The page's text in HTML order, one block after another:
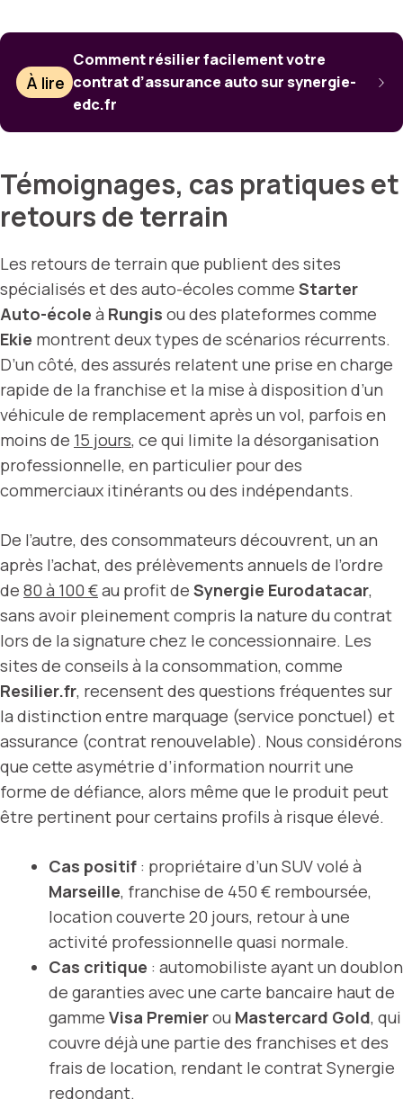
À lire
Comment résilier facilement votre
contrat d’assurance auto sur synergie-
edc.fr
Témoignages, cas pratiques et
retours de terrain
Les retours de terrain que publient des sites
spécialisés et des auto-écoles comme Starter
Auto-école à Rungis ou des plateformes comme
Ekie montrent deux types de scénarios récurrents.
D’un côté, des assurés relatent une prise en charge
rapide de la franchise et la mise à disposition d’un
véhicule de remplacement après un vol, parfois en
moins de 15 jours, ce qui limite la désorganisation
professionnelle, en particulier pour des
commerciaux itinérants ou des indépendants.
De l’autre, des consommateurs découvrent, un an
après l’achat, des prélèvements annuels de l’ordre
de 80 à 100 €au profit de Synergie Eurodatacar,
sans avoir pleinement compris la nature du contrat
lors de la signature chez le concessionnaire. Les
sites de conseils à la consommation, comme
Resilier.fr, recensent des questions fréquentes sur
la distinction entre marquage (service ponctuel) et
assurance (contrat renouvelable). Nous considérons
que cette asymétrie d’information nourrit une
forme de défiance, alors même que le produit peut
être pertinent pour certains profils à risque élevé.
Cas positif : propriétaire d’un SUV volé à
Marseille, franchise de 450 € remboursée,
location couverte 20 jours, retour à une
activité professionnelle quasi normale.
Cas critique : automobiliste ayant un doublon
de garanties avec une carte bancaire haut de
gamme Visa Premierou Mastercard Gold, qui
couvre déjà une partie des franchises et des
frais de location, rendant le contrat Synergie
redondant.